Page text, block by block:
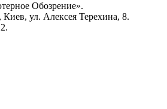
Обозрение».
ул. Алексея Терехина, 8.